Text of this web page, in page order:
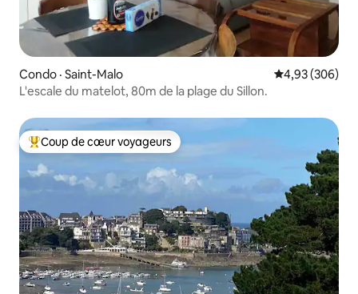
Condo · Saint-Malo Note
4,93 (306)
L'escale du matelot, 80m de la plage du Sillon.
Coup de cœur voyageurs parmi les plus aimés
Coup de cœur voyageurs